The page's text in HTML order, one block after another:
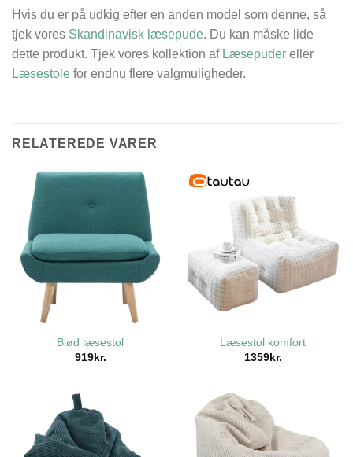
Hvis du er på udkig efter en anden model som denne, så
tjek vores Skandinavisk læsepude. Du kan måske lide
dette produkt. Tjek vores kollektion af Læsepuder eller
Læsestole for endnu flere valgmuligheder.
RELATEREDE VARER
Blød læsestol
919kr.
Læsestol komfort
1359kr.